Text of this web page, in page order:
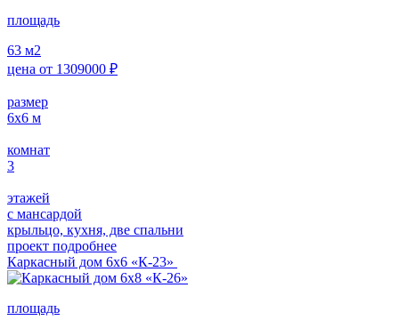
площадь
63 м2
цена от 1309000 ₽
размер
6х6 м
комнат
3
этажей
с мансардой
крыльцо, кухня, две спальни
проект подробнее
Каркасный дом 6х6 «К-23»
площадь